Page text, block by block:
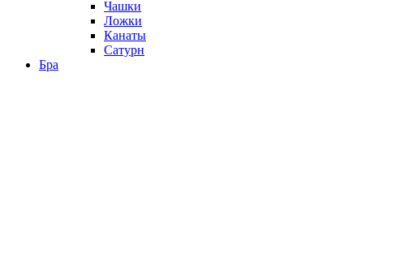
Чашки
Ложки
Канаты
Сатурн
Бра